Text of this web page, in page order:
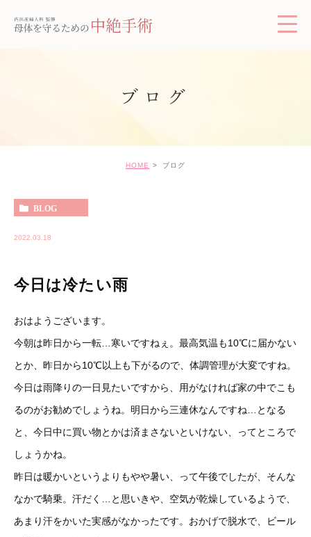
ブログ
HOME ブログ
BLOG
2022.03.18
今日は冷たい雨
おはようございます。
今朝は昨日から一転…寒いですねぇ。最高気温も10℃に届かない
とか、昨日から10℃以上も下がるので、体調管理が大変ですね。
今日は雨降りの一日見たいですから、用がなければ家の中でこも
るのがお勧めでしょうね。明日から三連休なんですね…となる
と、今日中に買い物とかは済まさないといけない、ってところで
しょうかね。
昨日は暖かいというよりもやや暑い、って午後でしたが、そんな
なかで騎乗。汗だく…と思いきや、空気が乾燥しているようで、
あまり汗をかいた実感がなかったです。おかげで脱水で、ビール